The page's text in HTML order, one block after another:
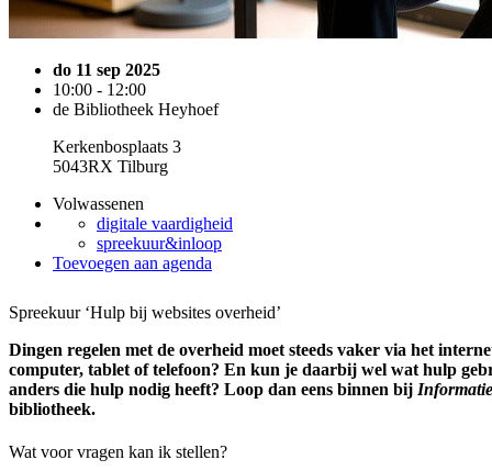
do 11 sep 2025
10:00 - 12:00
de Bibliotheek Heyhoef
Kerkenbosplaats 3
5043RX Tilburg
Volwassenen
digitale vaardigheid
spreekuur&inloop
Toevoegen aan agenda
Spreekuur ‘Hulp bij websites overheid’
Dingen regelen met de overheid moet steeds vaker via het
computer, tablet of telefoon? En kun je daarbij wel wat hulp
anders die hulp nodig heeft? Loop dan eens binnen bij
bibliotheek.
Wat voor vragen kan ik stellen?